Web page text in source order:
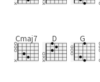
Cmaj7 D G